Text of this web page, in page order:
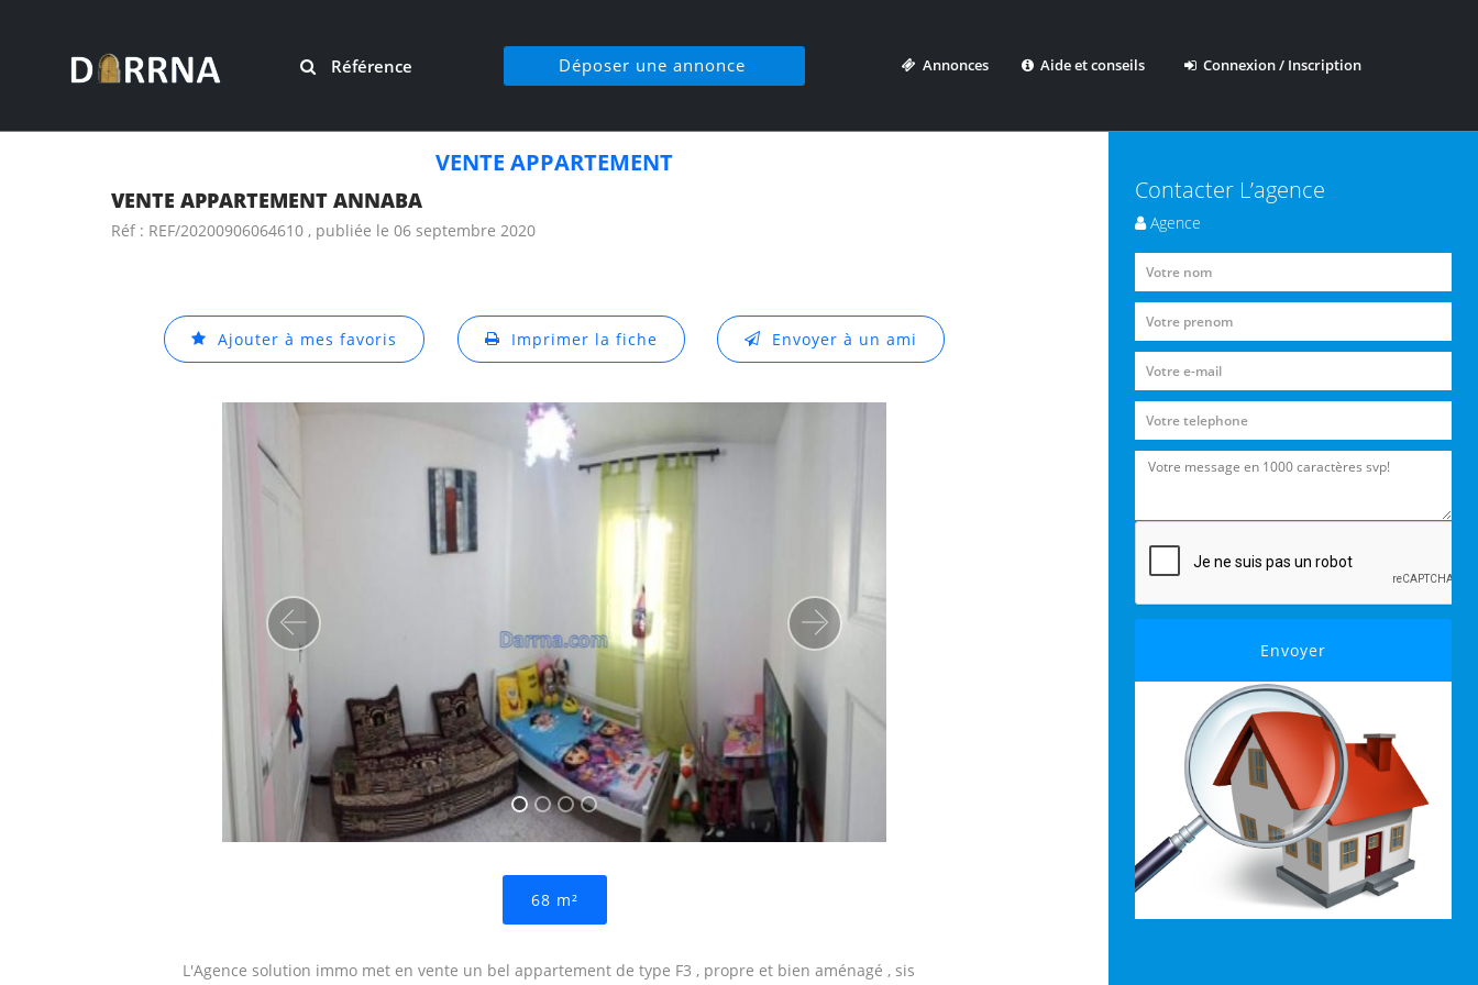
Référence Déposer une annonce Annonces Aide et conseils Connexion / Inscription
VENTE APPARTEMENT
VENTE APPARTEMENT ANNABA
Réf : REF/20200906064610 , publiée le 06 septembre 2020
Ajouter à mes favoris Imprimer la fiche Envoyer à un ami
Precedent Suivant
68 m²
L'Agence solution immo met en vente un bel appartement de type F3 , propre et bien aménagé , sis
Contacter L’agence
Agence
Envoyer